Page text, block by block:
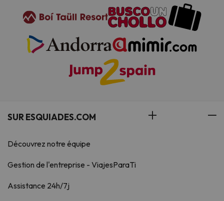
SUR ESQUIADES.COM
Découvrez notre équipe
Gestion de l'entreprise - ViajesParaTi
Assistance 24h/7j